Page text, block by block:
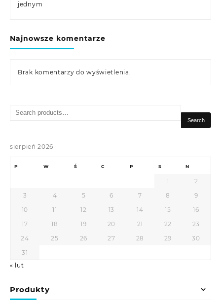
jednym
Najnowsze komentarze
Brak komentarzy do wyświetlenia.
Search
Search
sierpień 2026
P W Ś C P S N
1
2
3
4 5 6 7 8
9
10
11 12 13 14 15
16
17
18 19 20 21 22
23
24
25 26 27 28 29
30
31
« lut
Produkty